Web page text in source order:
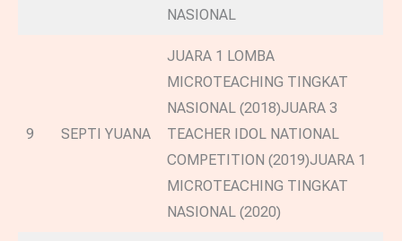
NASIONAL
9 SEPTI YUANA
JUARA 1 LOMBA
MICROTEACHING TINGKAT
NASIONAL (2018)JUARA 3
TEACHER IDOL NATIONAL
COMPETITION (2019)JUARA 1
MICROTEACHING TINGKAT
NASIONAL (2020)